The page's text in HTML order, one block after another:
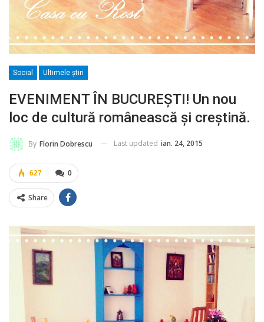
Social Ultimele ştiri
EVENIMENT ÎN BUCUREŞTI! Un nou
loc de cultură românească şi creştină.
By Florin Dobrescu Last updated ian. 24, 2015
0
627
Share